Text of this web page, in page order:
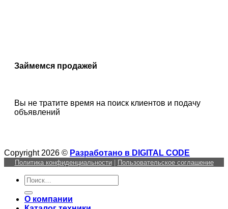
Займемся продажей
Вы не тратите время на поиск клиентов и подачу
объявлений
Copyright 2026 © Разработано в DIGITAL CODE
Политика конфиденциальности| Пользовательское соглашение
Искать:
О компании